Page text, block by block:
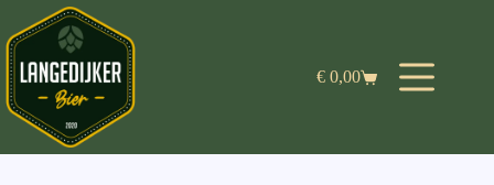
naar
de
inhoud
Winkelwagen
€ 0,00